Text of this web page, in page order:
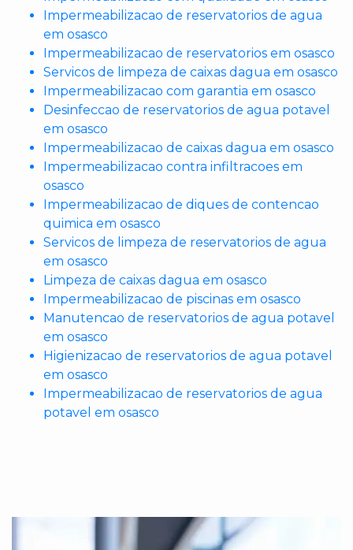
Impermeabilizacao de reservatorios de agua
em osasco
Impermeabilizacao de reservatorios em osasco
Servicos de limpeza de caixas dagua em osasco
Impermeabilizacao com garantia em osasco
Desinfeccao de reservatorios de agua potavel
em osasco
Impermeabilizacao de caixas dagua em osasco
Impermeabilizacao contra infiltracoes em
osasco
Impermeabilizacao de diques de contencao
quimica em osasco
Servicos de limpeza de reservatorios de agua
em osasco
Limpeza de caixas dagua em osasco
Impermeabilizacao de piscinas em osasco
Manutencao de reservatorios de agua potavel
em osasco
Higienizacao de reservatorios de agua potavel
em osasco
Impermeabilizacao de reservatorios de agua
potavel em osasco